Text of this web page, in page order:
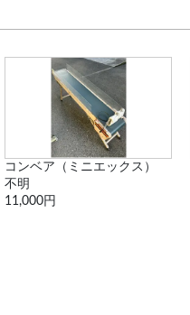
コンベア（ミニエックス）
不明
11,000円